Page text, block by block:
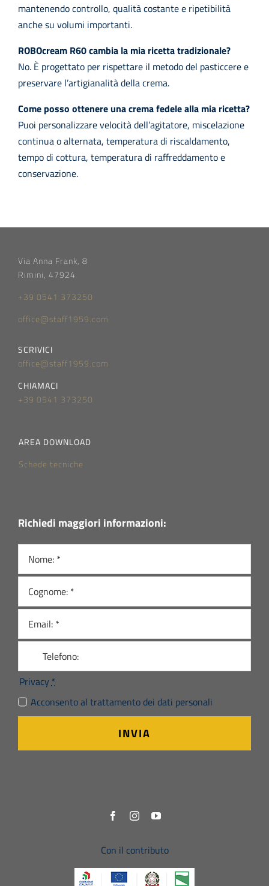
mantenendo controllo, qualità costante e ripetibilità
anche su volumi importanti.
ROBOcream R60 cambia la mia ricetta tradizionale?
No. È progettato per rispettare il metodo del pasticcere e
preservare l’artigianalità della crema.
Come posso ottenere una crema fedele alla mia ricetta?
Puoi personalizzare velocità dell’agitatore, miscelazione
continua o alternata, temperatura di riscaldamento,
tempo di cottura, temperatura di raffreddamento e
conservazione.
Via Anna Frank, 8
Rimini, 47924
+39 0541 373250
office@staff1959.com
SCRIVICI
office@staff1959.com
CHIAMACI
+39 0541 373250
AREA DOWNLOAD
Schede tecniche
Richiedi maggiori informazioni:
Privacy *
Acconsento al trattamento dei dati personali
INVIA
Con il contributo